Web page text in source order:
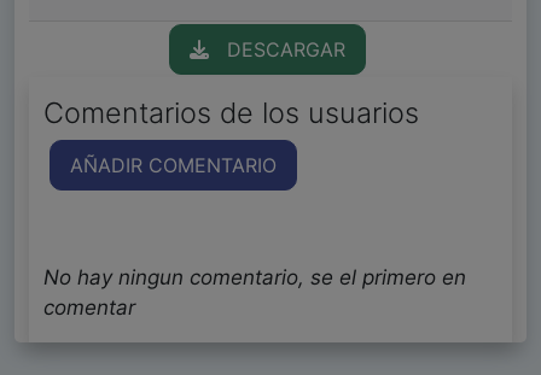
DESCARGAR
Comentarios de los usuarios
AÑADIR COMENTARIO
No hay ningun comentario, se el primero en
comentar